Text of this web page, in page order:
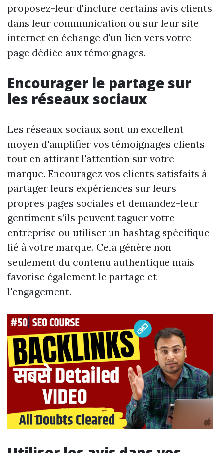
proposez-leur d'inclure certains avis clients
dans leur communication ou sur leur site
internet en échange d'un lien vers votre
page dédiée aux témoignages.
Encourager le partage sur
les réseaux sociaux
Les réseaux sociaux sont un excellent
moyen d'amplifier vos témoignages clients
tout en attirant l'attention sur votre
marque. Encouragez vos clients satisfaits à
partager leurs expériences sur leurs
propres pages sociales et demandez-leur
gentiment s’ils peuvent taguer votre
entreprise ou utiliser un hashtag spécifique
lié à votre marque. Cela génère non
seulement du contenu authentique mais
favorise également le partage et
l'engagement.